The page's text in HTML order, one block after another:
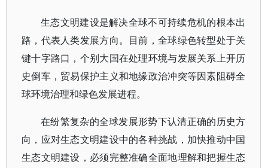
生态文明建设是解决全球不可持续危机的根本出
路，代表人类发展方向。目前，全球绿色转型处于关
键十字路口，个别大国在处理环境与发展关系上开历
史倒车，贸易保护主义和地缘政治冲突等因素阻碍全
球环境治理和绿色发展进程。
在纷繁复杂的全球发展形势下认清正确的历史方
向，应对生态文明建设中的各种挑战，加快推动中国
生态文明建设，必须完整准确全面地理解和把握生态